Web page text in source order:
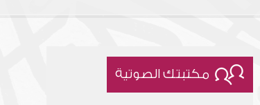
مكتبتك الصوتية